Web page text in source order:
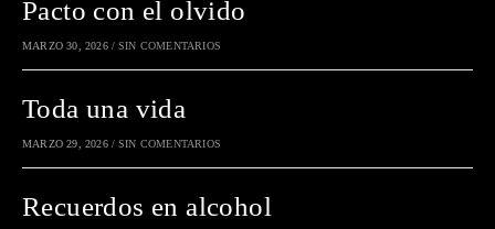
Pacto con el olvido
MARZO 30, 2026 / SIN COMENTARIOS
Toda una vida
MARZO 29, 2026 / SIN COMENTARIOS
Recuerdos en alcohol